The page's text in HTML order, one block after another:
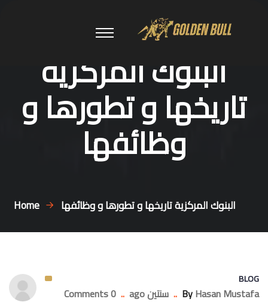
البنوك المركزية
تاريخها و تطورها و
وظائفها
Home البنوك المركزية تاريخها و تطورها و وظائفها
BLOG
ByHasan Mustafa
.. سنتين ago ..
0 Comments